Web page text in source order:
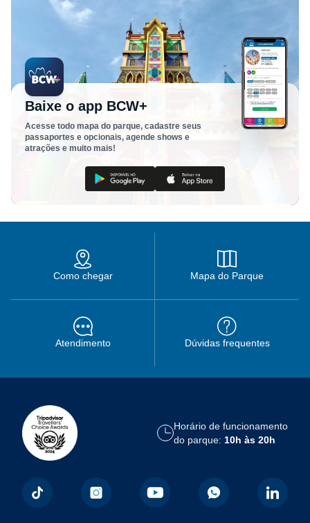
Baixe o app BCW+
Acesse todo mapa do parque, cadastre seus
passaportes e opcionais, agende shows e
atrações e muito mais!
Como chegar Mapa do Parque
Atendimento Dúvidas frequentes
Horário de funcionamento
do parque: 10h às 20h